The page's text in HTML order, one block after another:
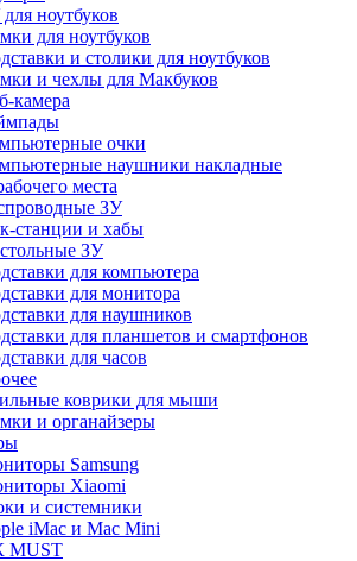
ноутбуков
для ноутбуков
и столики для ноутбуков
и чехлы для Макбуков
камера
очки
наушники накладные
места
ЗУ
станции и хабы
ЗУ
для компьютера
для монитора
для наушников
для планшетов и смартфонов
для часов
коврики для мыши
и органайзеры
Samsung
Xiaomi
и системники
iMac и Mac Mini
MUST